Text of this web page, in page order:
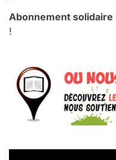
Abonnement solidaire
!